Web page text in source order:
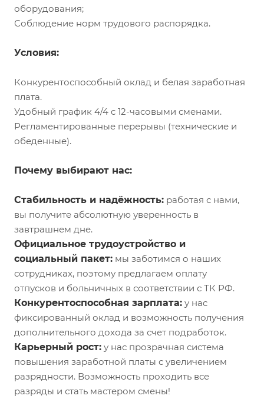
оборудования;
Соблюдение норм трудового распорядка.
Условия:
Конкурентоспособный оклад и белая заработная
плата.
Удобный график 4/4 с 12-часовыми сменами.
Регламентированные перерывы (технические и
обеденные).
Почему выбирают нас:
Стабильность и надёжность: работая с нами,
вы получите абсолютную уверенность в
завтрашнем дне.
Официальное трудоустройство и
социальный пакет: мы заботимся о наших
сотрудниках, поэтому предлагаем оплату
отпусков и больничных в соответствии с ТК РФ.
Конкурентоспособная зарплата: у нас
фиксированный оклад и возможность получения
дополнительного дохода за счет подработок.
Карьерный рост: у нас прозрачная система
повышения заработной платы с увеличением
разрядности. Возможность проходить все
разряды и стать мастером смены!